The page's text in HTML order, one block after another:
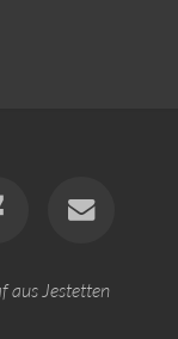
aus Jestetten